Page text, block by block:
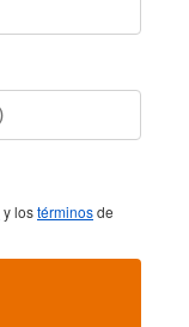
y lostérminosde